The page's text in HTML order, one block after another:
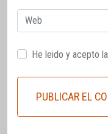
Web
He leido y acepto la